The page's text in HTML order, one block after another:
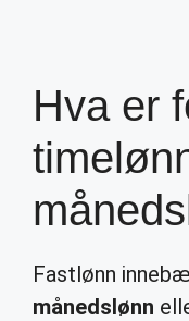
Hva er
Fastlønn
månedslønn